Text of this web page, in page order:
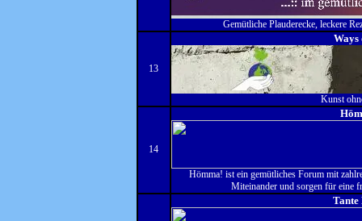
Gemütliche Plauderecke, leckere
13
Ways
Kunst
14
Hömma! ist ein gemütliches Forum mit
Miteinander und sorgen für eine
Tante